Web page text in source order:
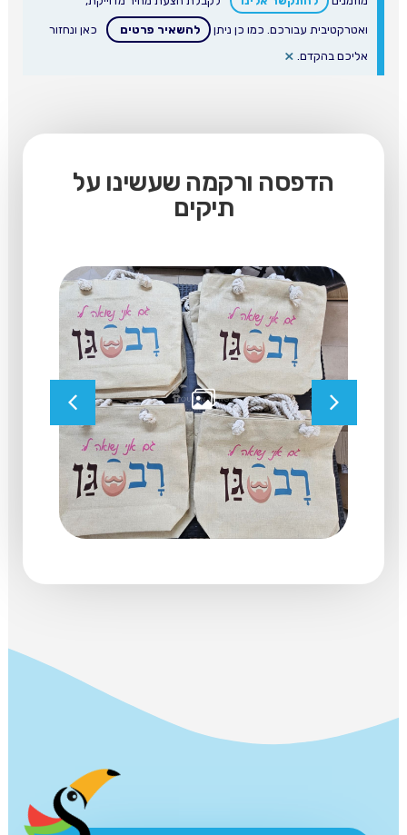
ואטרקטיבית עבורכם. כמו כן ניתן להשאיר פרטים
כאן ונחזור
אליכם בהקדם. ×
הדפסה ורקמה שעשינו על
תיקים